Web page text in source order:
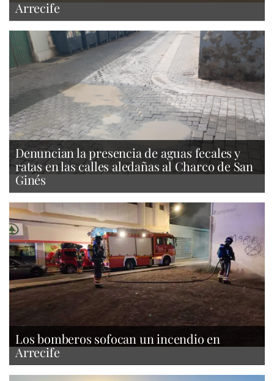
Arrecife
Denuncian la presencia de aguas fecales y
ratas en las calles aledañas al Charco de San
Ginés
Los bomberos sofocan un incendio en
Arrecife